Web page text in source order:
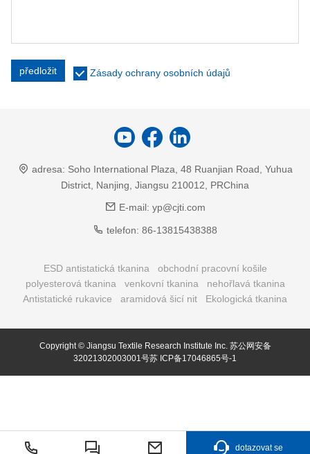
předložit Zásady ochrany osobních údajů
adresa: Soho International Plaza, 48 Ruanjian Road, Yuhua
District, Nanjing, Jiangsu 210012, PRChina
E-mail: yp@cjti.com
telefon: 86-13815438388
ESD antistatická tkanina
obchodní pracovní košile
polyesterová tkanina
venkovní tkanina
nehořlavá tkanina
Antistatické rukavice
aramidová šicí nit Ekologická tkanina
Copyright © Jiangsu Textile Research Institute Inc. 苏公网安备
32021302003001号苏 ICP备17046865号-1
dotazovat se